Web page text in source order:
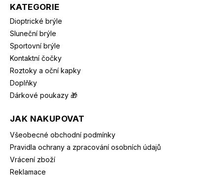
KATEGORIE
Dioptrické brýle
Sluneční brýle
Sportovní brýle
Kontaktní čočky
Roztoky a oční kapky
Doplňky
Dárkové poukazy 🎁
JAK NAKUPOVAT
Všeobecné obchodní podmínky
Pravidla ochrany a zpracování osobních údajů
Vrácení zboží
Reklamace